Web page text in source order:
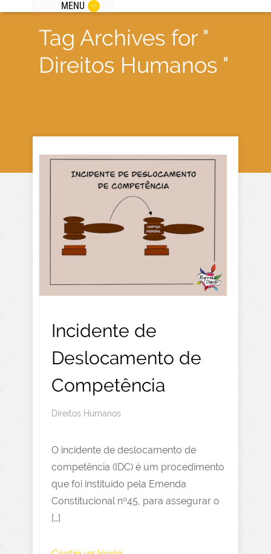
MENU
Tag Archives for "
Direitos Humanos "
Incidente de
Deslocamento de
Competência
Direitos Humanos
O incidente de deslocamento de
competência (IDC) é um procedimento
que foi instituído pela Emenda
Constitucional nº45, para assegurar o
[…]